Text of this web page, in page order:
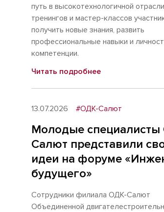
путь в высокотехнологичной
тренингов и мастер-классов
получить новые знания, развить
профессиональные навыки и
компетенции.
Читать подробнее
13.07.2026 #ОДК-Салют
Молодые
Салют представили
идеи на форуме
будущего»
Сотрудники филиала ОДК-Салют
Объединенной